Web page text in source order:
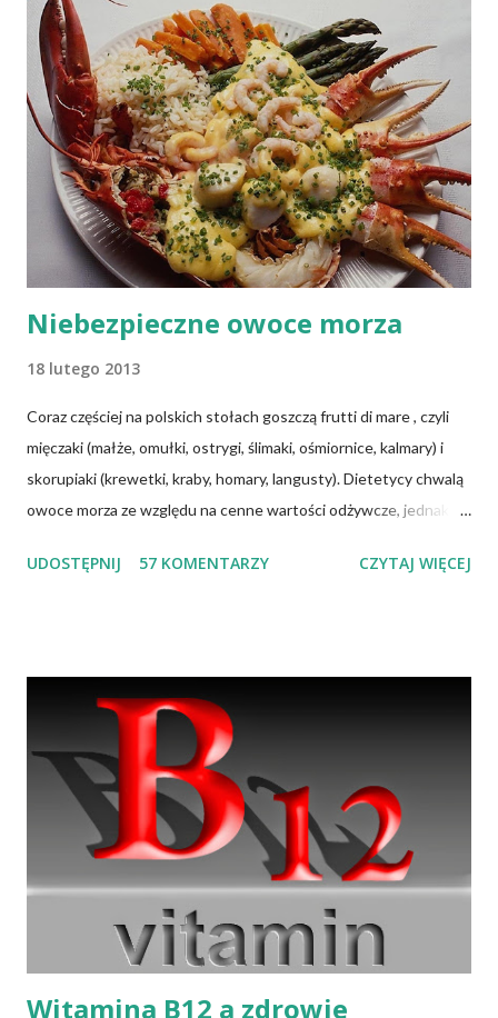
ceramiki (w tym gliny). Niewątpliwie, naczynia do naszej kuchni
powinny być mądrze wybrane, ponieważ używając
nieodpowiednich naczyń, łatwo o kłopoty ze zdrowiem .
Niebezpieczne owoce morza
18 lutego 2013
Coraz częściej na polskich stołach goszczą frutti di mare , czyli
mięczaki (małże, omułki, ostrygi, ślimaki, ośmiornice, kalmary) i
skorupiaki (krewetki, kraby, homary, langusty). Dietetycy chwalą
owoce morza ze względu na cenne wartości odżywcze, jednak
owoców morza staje się w Polsce coraz popularniejsze, a więc i
człowieka — śmiertelność może sięgać 50 proc. przypadków.
Dlaczego tak się dzieje? Po pierwsze, zatrucia są spowodowane
zanieczyszczeniem środowiska życia tych stworzeń fekaliami
ludzkimi, w których mogą być obecne bakterie z rodzaju
Salmonella lub Clostridium. Po drugie, większość owoców morza
to filtratory — działają jak bardzo wydajny filtr wody. Można to
sprawdzić, wrzucając małża do akwarium, w którym dawno nie
wymieniano wody ...
UDOSTĘPNIJ 57 KOMENTARZY CZYTAJ WIĘCEJ
Witamina B12 a zdrowie